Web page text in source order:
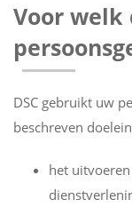
Voor welk
DSC gebruikt uw
beschreven
het